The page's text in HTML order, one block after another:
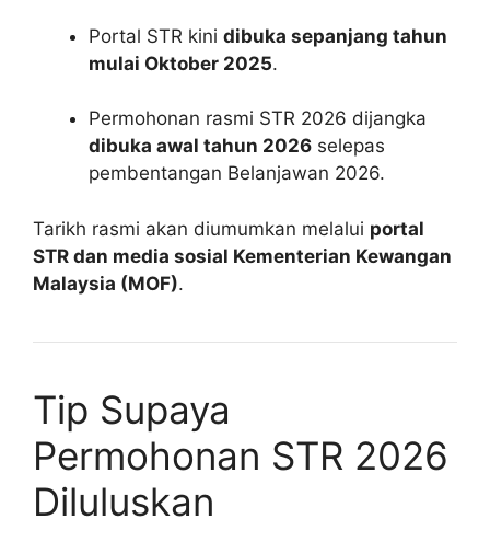
Portal STR kini dibuka sepanjang tahun
mulai Oktober 2025.
Permohonan rasmi STR 2026 dijangka
dibuka awal tahun 2026 selepas
pembentangan Belanjawan 2026.
Tarikh rasmi akan diumumkan melalui portal
STR dan media sosial Kementerian Kewangan
Malaysia (MOF).
Tip Supaya
Permohonan STR 2026
Diluluskan